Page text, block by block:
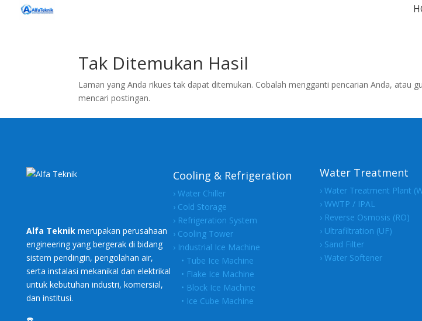
Tak Ditemukan Hasil
Laman yang Anda rikues tak dapat ditemukan. Cobalah mengganti pencarian Anda, atau
mencari postingan.
Alfa Teknikmerupakan perusahaan
engineering yang bergerak di bidang
sistem pendingin, pengolahan air,
serta instalasi mekanikal dan elektrikal
untuk kebutuhan industri, komersial,
dan institusi.
Cooling & Refrigeration
› Water Chiller
› Cold Storage
› Refrigeration System
› Cooling Tower
› Industrial Ice Machine
• Tube Ice Machine
• Flake Ice Machine
• Block Ice Machine
• Ice Cube Machine
Water Treatment
› Water Treatment Plant
› WWTP / IPAL
› Reverse Osmosis (RO)
› Ultrafiltration (UF)
› Sand Filter
› Water Softener